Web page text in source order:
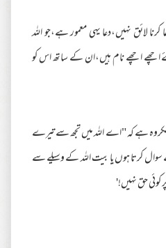
لائق نہیں،دعا یہی معمور ہے،جو اللہ
اچھے اچھے نام ہیں،ان کے ساتھ اس کو
مکروہ ہے کہ "اے اللہ میں تجھ سے تیرے
کرتا ہوں یا بیت اللہ کے وسیلے سے
کوئی حق نہیں!'